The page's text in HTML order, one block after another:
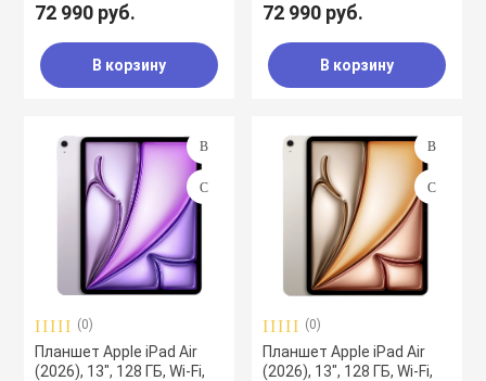
72 990 руб.
В корзину
72 990 руб.
В корзину
(0)
Планшет Apple iPad Air
(2026), 13", 128 ГБ, Wi-Fi,
(0)
Планшет Apple iPad Air
(2026), 13", 128 ГБ, Wi-Fi,